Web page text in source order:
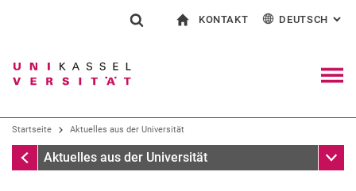
Springe direkt zu: Inhalt
Springe direkt zu: Suche
Springe direkt zu:
Suchen (öffnet externen Link in einem
KONTAKT
Kontakt für Presse und Öffentlichkeit
Einrichtungen suchen
DEUTSCH :
Startseite Aktuelles aus der Universität
Startseite
Aktuelles aus der Universität